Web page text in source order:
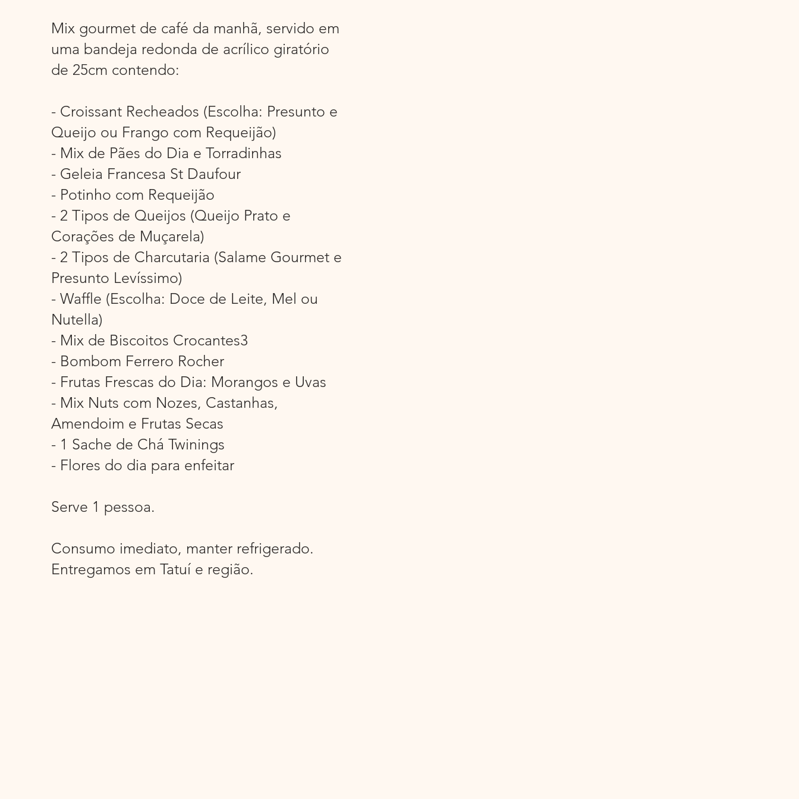
Mix gourmet de café da manhã, servido em
uma bandeja redonda de acrílico giratório
de 25cm contendo:
- Croissant Recheados (Escolha: Presunto e
Queijo ou Frango com Requeijão)
- Mix de Pães do Dia e Torradinhas
- Geleia Francesa St Daufour
- Potinho com Requeijão
- 2 Tipos de Queijos (Queijo Prato e
Corações de Muçarela)
- 2 Tipos de Charcutaria (Salame Gourmet e
Presunto Levíssimo)
- Waffle (Escolha: Doce de Leite, Mel ou
Nutella)
- Mix de Biscoitos Crocantes3
- Bombom Ferrero Rocher
- Frutas Frescas do Dia: Morangos e Uvas
- Mix Nuts com Nozes, Castanhas,
Amendoim e Frutas Secas
- 1 Sache de Chá Twinings
- Flores do dia para enfeitar
Serve 1 pessoa.
Consumo imediato, manter refrigerado.
Entregamos em Tatuí e região.